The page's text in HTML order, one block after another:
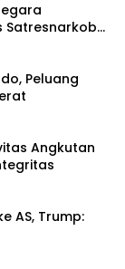
Satresnarkoba
Peluang
Angkutan
AS, Trump: